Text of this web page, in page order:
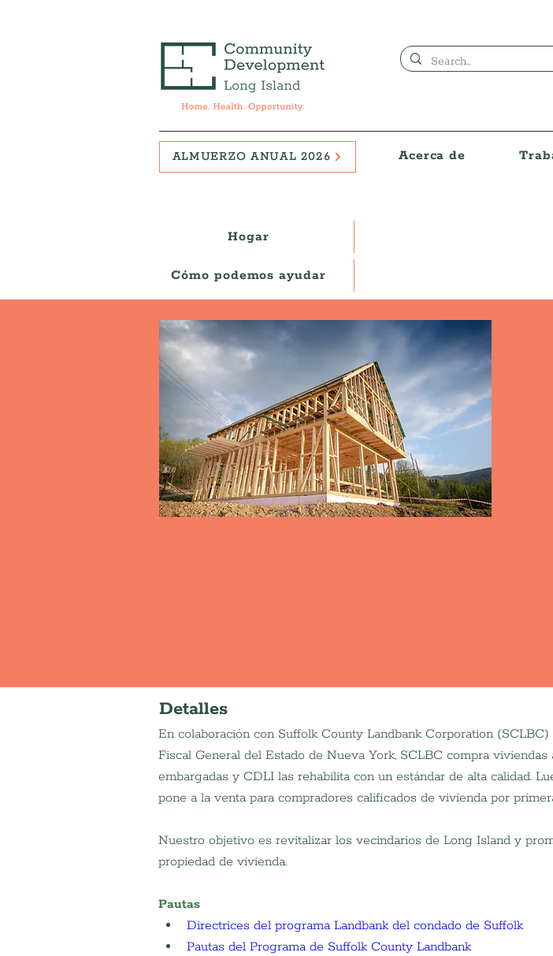
ALMUERZO ANUAL 2026 Acerca de
Hogar
Cómo podemos ayudar
Detalles
En colaboración con Suffolk County Landbank Corporation
Fiscal General del Estado de Nueva York, SCLBC compra viviendas
embargadas y CDLI las rehabilita con un estándar de alta calidad.
pone a la venta para compradores calificados de vivienda por
Nuestro objetivo es revitalizar los vecindarios de Long Island y
propiedad de vivienda.
Pautas
Directrices del programa Landbank del condado de Suffolk
Pautas del Programa de Suffolk County Landbank